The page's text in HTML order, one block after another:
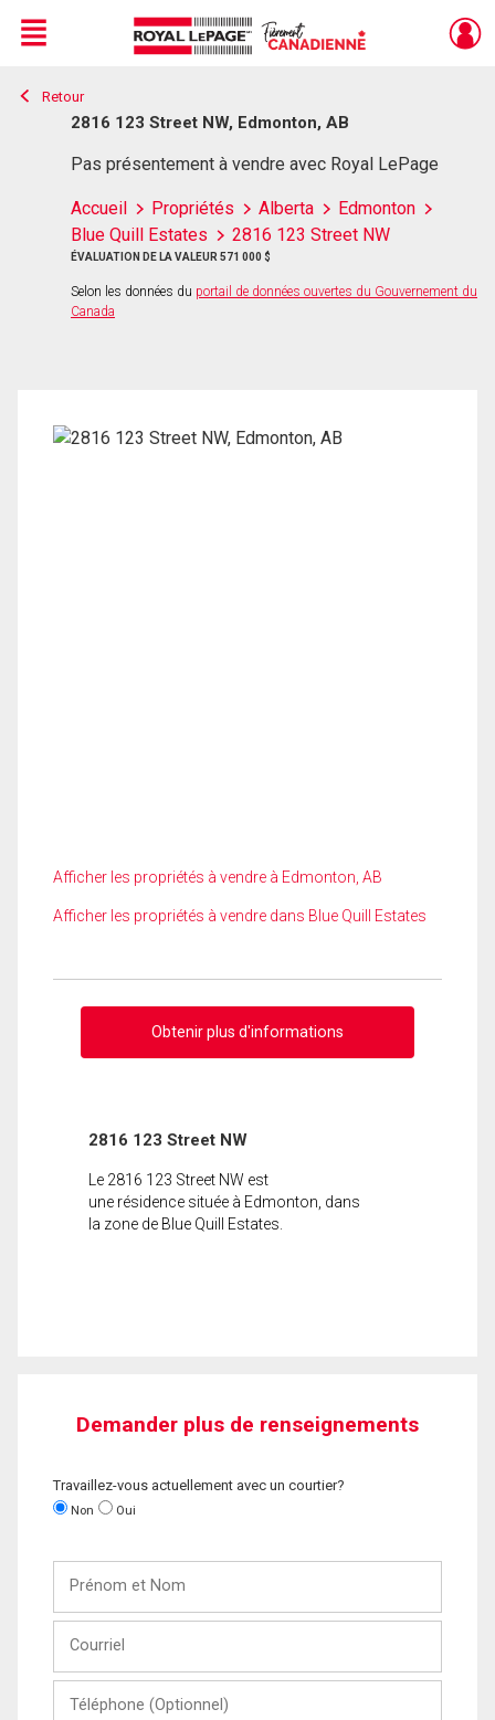
Live
En Direct
Menu
Retour
2816 123 Street NW, Edmonton, AB
Pas présentement à vendre avec Royal LePage
Accueil Propriétés Alberta
Edmonton
Blue Quill Estates
2816 123 Street NW
ÉVALUATION DE LA VALEUR 571 000 $
Selon les données du portail de données ouvertes du Gouvernement du
Canada
Afficher les propriétés à vendre à Edmonton, AB
Afficher les propriétés à vendre dans Blue Quill Estates
Obtenir plus d'informations
2816 123 Street NW
Le 2816 123 Street NW est
une résidence située à Edmonton, dans
la zone de Blue Quill Estates.
Demander plus de renseignements
Travaillez-vous actuellement avec un courtier?
Non Oui
Nom
(Optionnel)